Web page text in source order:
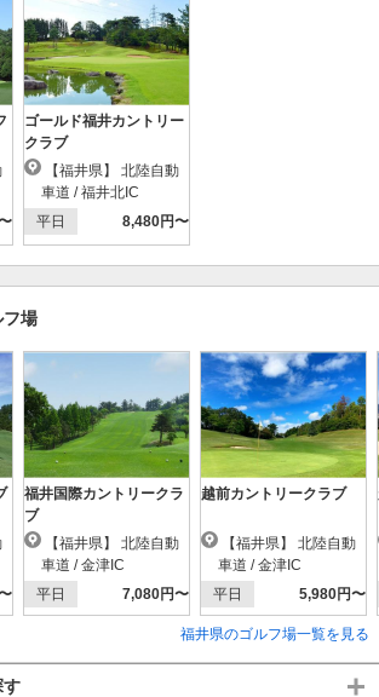
ゴールド福井カントリー
クラブ
車道 / 福井北IC
平日
8,480円〜
フ場
福井国際カントリークラ
ブ
車道 / 金津IC
平日
7,080円〜
越前カントリークラブ
車道 / 金津IC
平日
5,980円〜
福井県のゴルフ場一覧を見る
す